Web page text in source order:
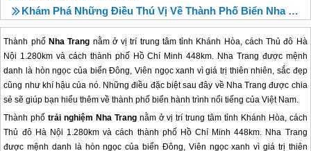
Khám Phá Những Điều Thú Vị Về Thành Phố Biển Nha Trang
Thành phố Nha Trang nằm ở vị trí trung tâm tỉnh Khánh Hòa, cách Thủ đô Hà
Nội 1.280km và cách thành phố Hồ Chí Minh 448km. Nha Trang được mệnh
danh là hòn ngọc của biển Đông, Viên ngọc xanh vì giá trị thiên nhiên, sắc đẹp
cũng như khí hậu của nó. Những điều đặc biệt sau đây về Nha Trang được chia
sẻ sẽ giúp bạn hiểu thêm về thành phố biển hành trình nổi tiếng của Việt Nam.
Thành phốtrải nghiệm Nha Trangnằm ở vị trí trung tâm tỉnh Khánh Hòa, cách
Thủ đô Hà Nội 1.280km và cách thành phố Hồ Chí Minh 448km. Nha Trang
được mệnh danh là hòn ngọc của biển Đông, Viên ngọc xanh vì giá trị thiên